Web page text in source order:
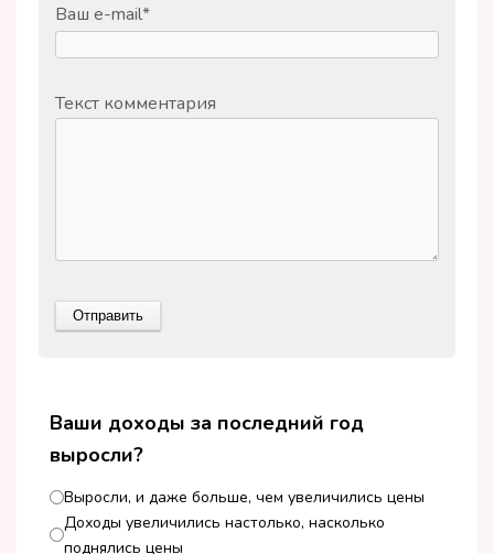
Ваш e-mail*
Текст комментария
Ваши доходы за последний год
выросли?
Выросли, и даже больше, чем увеличились цены
Доходы увеличились настолько, насколько
поднялись цены